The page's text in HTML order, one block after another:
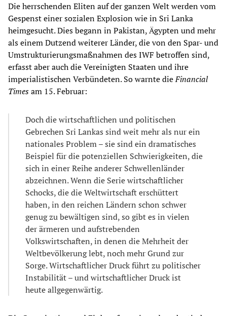
Die herrschenden Eliten auf der ganzen Welt werden vom
Gespenst einer sozialen Explosion wie in Sri Lanka
heimgesucht. Dies begann in Pakistan, Ägypten und mehr
als einem Dutzend weiterer Länder, die von den Spar- und
Umstrukturierungsmaßnahmen des IWF betroffen sind,
erfasst aber auch die Vereinigten Staaten und ihre
imperialistischen Verbündeten. So warnte dieFinancial
Timesam 15. Februar:
Doch die wirtschaftlichen und politischen
Gebrechen Sri Lankas sind weit mehr als nur ein
nationales Problem – sie sind ein dramatisches
Beispiel für die potenziellen Schwierigkeiten, die
sich in einer Reihe anderer Schwellenländer
abzeichnen. Wenn die Serie wirtschaftlicher
Schocks, die die Weltwirtschaft erschüttert
haben, in den reichen Ländern schon schwer
genug zu bewältigen sind, so gibt es in vielen
der ärmeren und aufstrebenden
Volkswirtschaften, in denen die Mehrheit der
Weltbevölkerung lebt, noch mehr Grund zur
Sorge. Wirtschaftlicher Druck führt zu politischer
Instabilität – und wirtschaftlicher Druck ist
heute allgegenwärtig.